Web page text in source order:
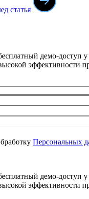
статья
демо-доступ у
эффективности
Персональных
демо-доступ у
эффективности